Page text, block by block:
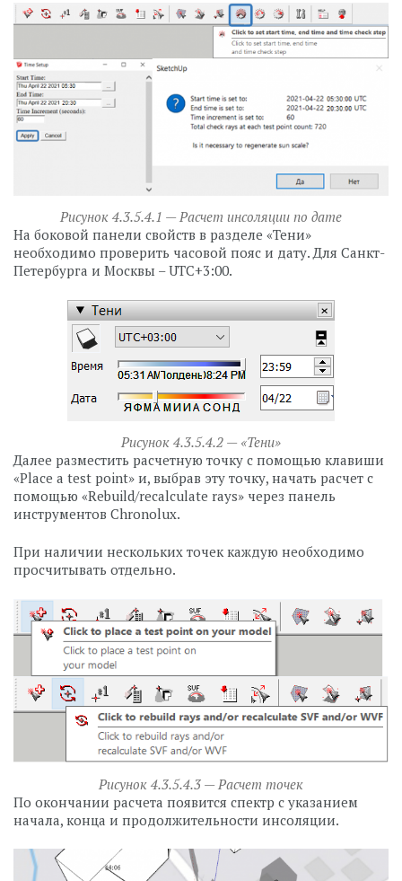
Рисунок 4.3.5.4.1 — Расчет инсоляции по дате
На боковой панели свойств в разделе «Тени»
необходимо проверить часовой пояс и дату. Для Санкт-
Петербурга и Москвы – UTC+3:00.
Рисунок 4.3.5.4.2 — «Тени»
Далее разместить расчетную точку с помощью клавиши
«Place a test point» и, выбрав эту точку, начать расчет с
помощью «Rebuild/recalculate rays» через панель
инструментов Chronolux.
При наличии нескольких точек каждую необходимо
просчитывать отдельно.
Рисунок 4.3.5.4.3 — Расчет точек
По окончании расчета появится спектр с указанием
начала, конца и продолжительности инсоляции.